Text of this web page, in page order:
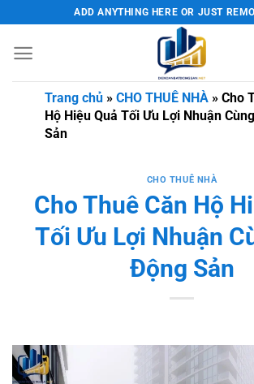
nội
ADD ANYTHING HERE OR JUST
Trang chủ » CHO THUÊ NHÀ » Cho
Hộ Hiệu Quả Tối Ưu Lợi Nhuận
Sản
CHO THUÊ NHÀ
Cho Thuê Căn Hộ
Tối Ưu Lợi Nhuận
Động Sản